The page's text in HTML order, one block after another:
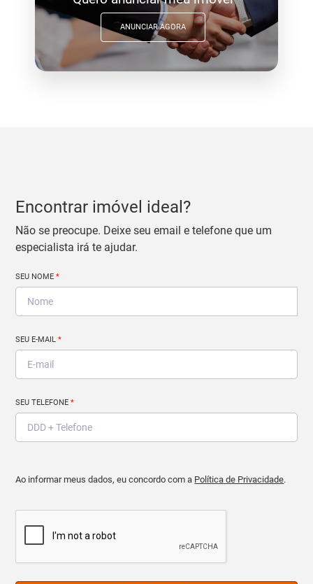
ANUNCIAR AGORA
Encontrar imóvel ideal?
Não se preocupe. Deixe seu email e telefone que um
especialista irá te ajudar.
SEU NOME*
SEU E-MAIL*
SEU TELEFONE*
Ao informar meus dados, eu concordo com a Política de Privacidade.